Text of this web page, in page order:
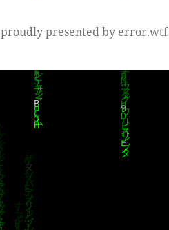
proudly presented by error.wtf